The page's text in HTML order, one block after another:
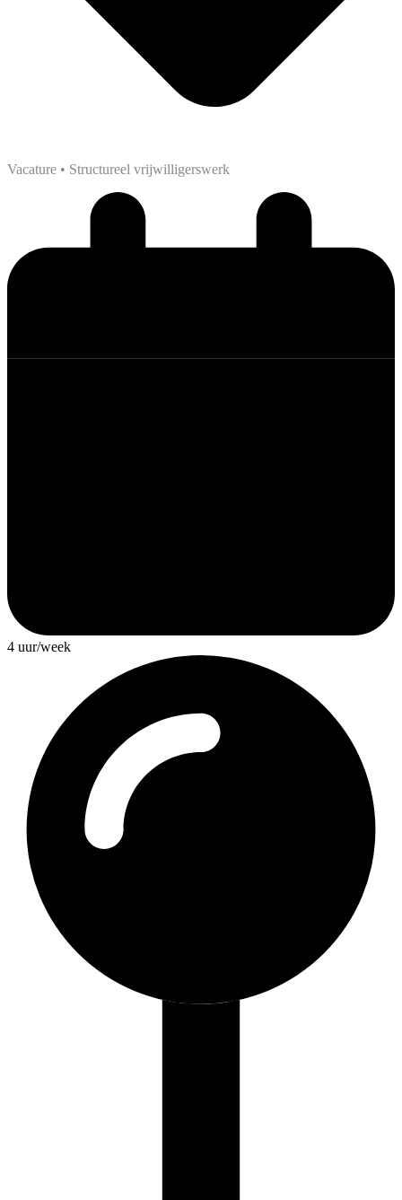
Vacature • Structureel vrijwilligerswerk
4 uur/week